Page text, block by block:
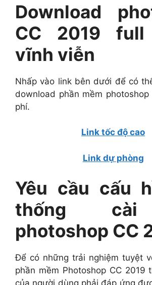
Download
CC 2019 full
vĩnh viễn
Nhấp vào link bên dưới để có
download phần mềm photoshop
phí.
Link tốc độ cao
Link dự phòng
Yêu cầu cấu
thống
photoshop CC
Để có những trải nghiệm tuyệt
phần mềm Photoshop CC 2019
của người dùng phải đáp ứng